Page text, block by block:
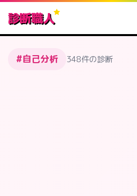
診断職人
#自己分析 348件の診断